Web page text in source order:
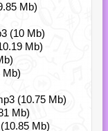
Mb)
(10 Mb)
Mb)
Mb)
(10.75 Mb)
Mb)
Mb)